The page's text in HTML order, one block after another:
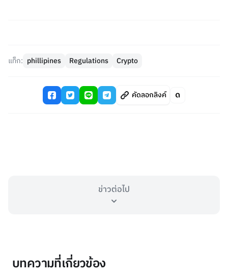
แท็ก: phillipines Regulations Crypto
คัดลอกลิงค์
ข่าวต่อไป
บทความที่เกี่ยวข้อง